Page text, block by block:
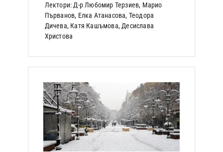
Лектори: Д-р Любомир Терзиев, Марио
Първанов, Елка Атанасова, Теодора
Дичева, Катя Кашъмова, Десислава
Христова